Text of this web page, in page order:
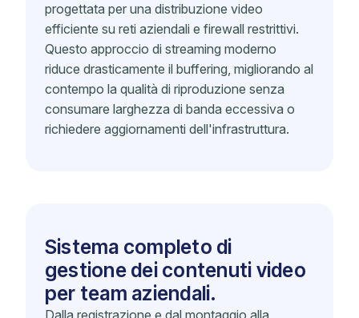
progettata per una distribuzione video
efficiente su reti aziendali e firewall restrittivi.
Questo approccio di streaming moderno
riduce drasticamente il buffering, migliorando al
contempo la qualità di riproduzione senza
consumare larghezza di banda eccessiva o
richiedere aggiornamenti dell'infrastruttura.
Sistema completo di
gestione dei contenuti video
per team aziendali.
Dalla registrazione e dal montaggio alla